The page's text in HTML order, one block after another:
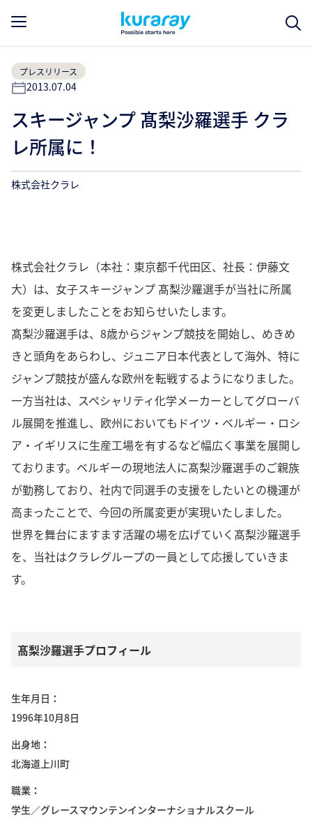
プレスリリース
2013.07.04
スキージャンプ 髙梨沙羅選手 クラ
レ所属に！
株式会社クラレ
株式会社クラレ（本社：東京都千代田区、社長：伊藤文
大）は、女子スキージャンプ 髙梨沙羅選手が当社に所属
を変更しましたことをお知らせいたします。
髙梨沙羅選手は、8歳からジャンプ競技を開始し、めきめ
きと頭角をあらわし、ジュニア日本代表として海外、特に
ジャンプ競技が盛んな欧州を転戦するようになりました。
一方当社は、スペシャリティ化学メーカーとしてグローバ
ル展開を推進し、欧州においてもドイツ・ベルギー・ロシ
ア・イギリスに生産工場を有するなど幅広く事業を展開し
ております。ベルギーの現地法人に髙梨沙羅選手のご親族
が勤務しており、社内で同選手の支援をしたいとの機運が
高まったことで、今回の所属変更が実現いたしました。
世界を舞台にますます活躍の場を広げていく髙梨沙羅選手
を、当社はクラレグループの一員として応援していきま
す。
髙梨沙羅選手プロフィール
生年月日
1996年10月8日
出身地
北海道上川町
職業
学生／グレースマウンテンインターナショナルスクール